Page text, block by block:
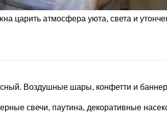
царить атмосфера уюта, света и
Воздушные шары, конфетти и
свечи, паутина, декоративные